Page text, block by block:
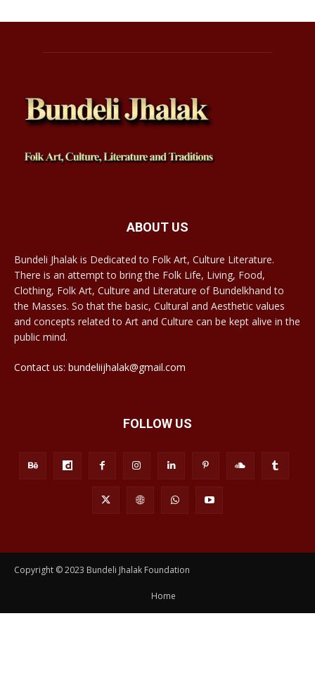
ABOUT US
Bundeli Jhalak is Dedicated to Folk Art, Culture Literature.
There is an attempt to bring the Folk Life, Living, Food,
Clothing, Folk Art, Culture and Literature of Bundelkhand to
the Masses. So that the basic, Cultural and Aesthetic values
and concepts related to Art and Culture can be kept alive in the
public mind.
Contact us: bundeliijhalak@gmail.com
FOLLOW US
Copyright © 2023 Bundeli Jhalak Foundation
Home